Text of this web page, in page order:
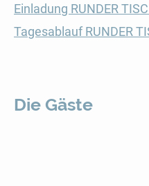
Einladung RUNDER
Tagesablauf RUNDER
Die Gäste